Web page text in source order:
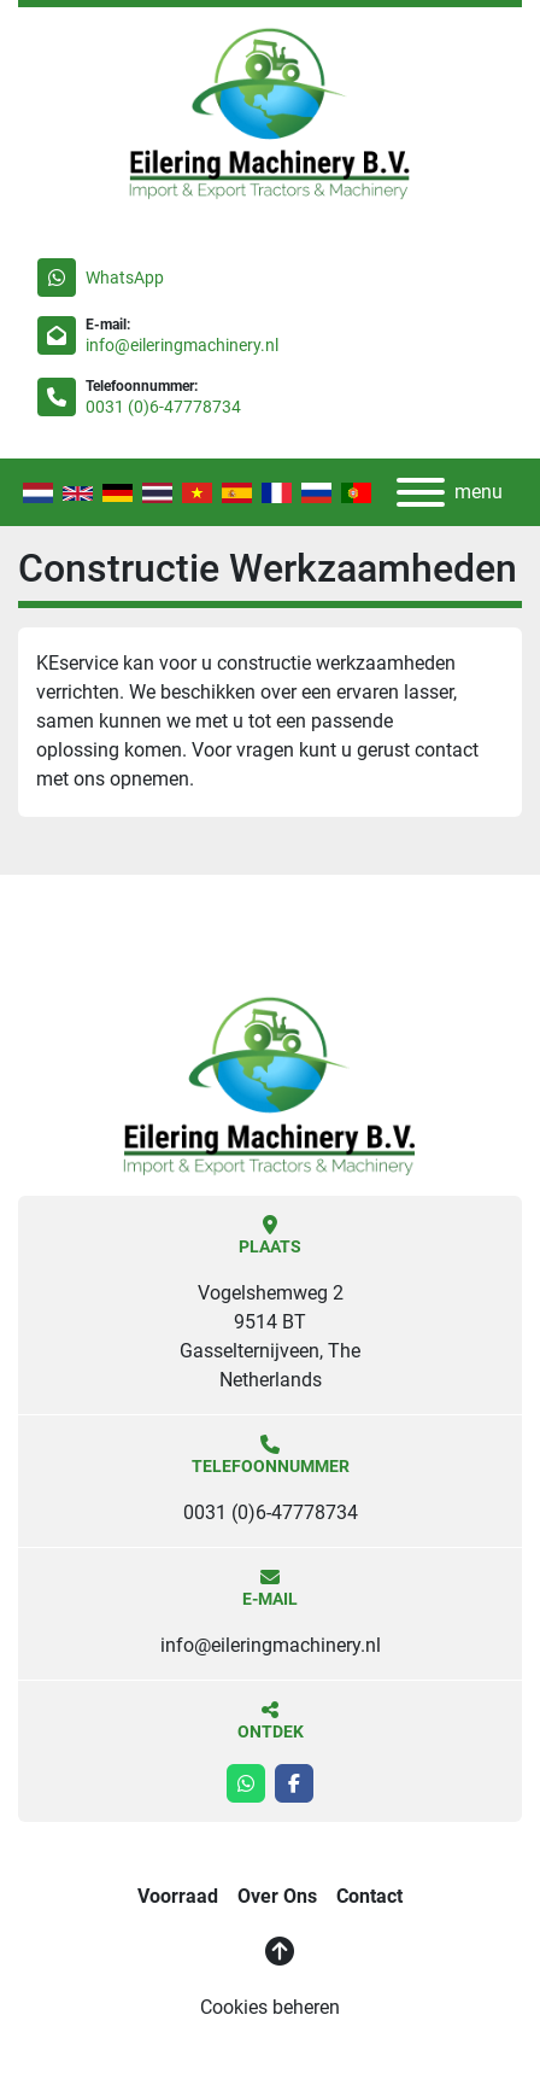
WhatsApp
E-mail:
info@eileringmachinery.nl
Telefoonnummer:
0031 (0)6-47778734
menu
Constructie Werkzaamheden
KEservice kan voor u constructie werkzaamheden
verrichten. We beschikken over een ervaren lasser,
samen kunnen we met u tot een passende
oplossing komen. Voor vragen kunt u gerust contact
met ons opnemen.
PLAATS
Vogelshemweg 2
9514 BT
Gasselternijveen, The
Netherlands
TELEFOONNUMMER
0031 (0)6-47778734
E-MAIL
info@eileringmachinery.nl
ONTDEK
whatsappfacebook
Cookies beheren
Voorraad Over Ons Contact